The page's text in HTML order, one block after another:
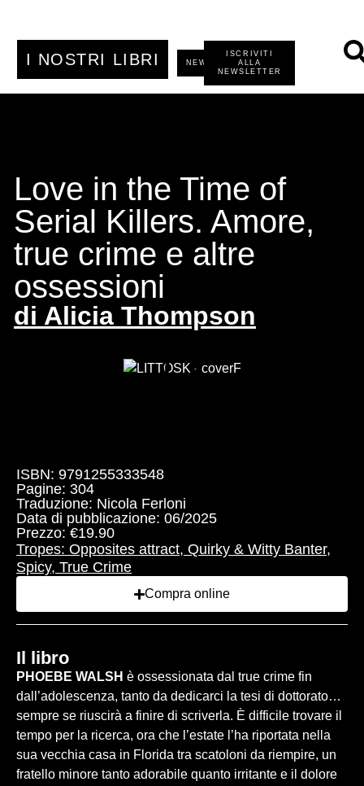
I NOSTRI LIBRI NEWS
ISCRIVITI
ALLA
NEWSLETTER
Love in the Time of
Serial Killers. Amore,
true crime e altre
ossessioni
di Alicia Thompson
ISBN: 9791255333548
Pagine: 304
Traduzione: Nicola Ferloni
Data di pubblicazione: 06/2025
Prezzo: €19.90
Tropes: Opposites attract, Quirky & Witty Banter,
Spicy, True Crime
Compra online
Il libro
PHOEBE WALSH è ossessionata dal true crime fin
dall’adolescenza, tanto da dedicarci la tesi di dottorato…
sempre se riuscirà a finire di scriverla. È difficile trovare il
tempo per la ricerca, ora che l’estate l’ha riportata nella
sua vecchia casa in Florida tra scatoloni da riempire, un
fratello minore tanto adorabile quanto irritante e il dolore